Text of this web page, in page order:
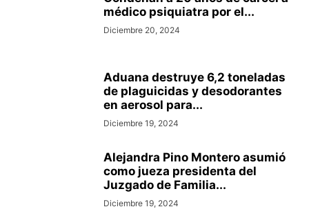
médico psiquiatra por el...
Diciembre 20, 2024
Aduana destruye 6,2 toneladas
de plaguicidas y desodorantes
en aerosol para...
Diciembre 19, 2024
Alejandra Pino Montero asumió
como jueza presidenta del
Juzgado de Familia...
Diciembre 19, 2024